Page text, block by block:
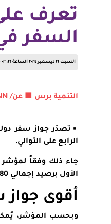
تعرف
السفر في
السبت ٢١ ديسمبر ٢٠٢٤ الساعة ٠٣:١٦ مساءً
التنمية برس ■ عن/ CNN الاقتصادية:
▪︎تصدّر جواز سفر
الرابع على التوالي.
جاء ذلك وفقاً لمؤشر
الأول برصيد إجمالي 180 نقطة، من بين 198 دولة بالمؤشر.
أقوى جواز
وبحسب المؤشر،